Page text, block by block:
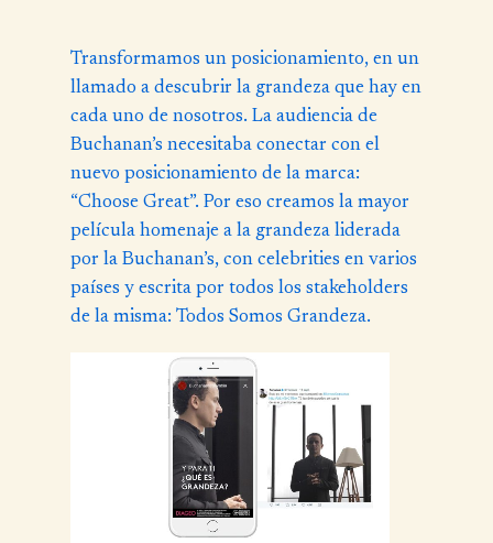
Transformamos un posicionamiento, en un
llamado a descubrir la grandeza que hay en
cada uno de nosotros. La audiencia de
Buchanan’s necesitaba conectar con el
nuevo posicionamiento de la marca:
“Choose Great”. Por eso creamos la mayor
película homenaje a la grandeza liderada
por la Buchanan’s, con celebrities en varios
países y escrita por todos los stakeholders
de la misma: Todos Somos Grandeza.